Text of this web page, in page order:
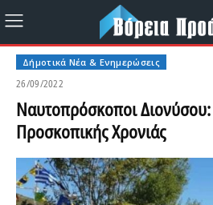
Δήμοτικά Νέα & Ενημερώσεις
26/09/2022
Ναυτοπρόσκοποι
Προσκοπικής Χρονιάς